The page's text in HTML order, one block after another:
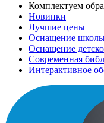
Комплектуем
Новинки
Лучшие цены
Оснащение
Оснащение
Современная
Интерактивное